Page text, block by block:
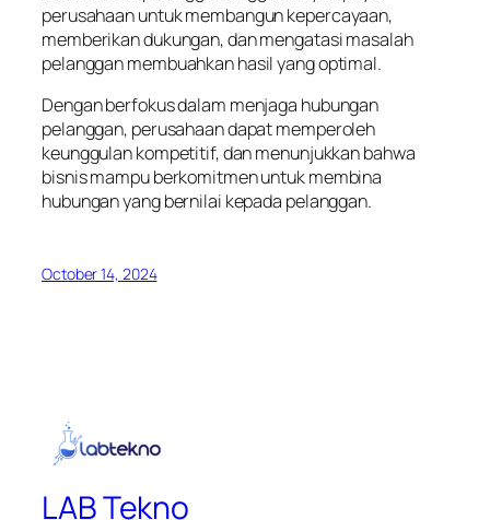
perusahaan untuk membangun kepercayaan,
memberikan dukungan, dan mengatasi masalah
pelanggan membuahkan hasil yang optimal.
Dengan berfokus dalam menjaga hubungan
pelanggan, perusahaan dapat memperoleh
keunggulan kompetitif, dan menunjukkan bahwa
bisnis mampu berkomitmen untuk membina
hubungan yang bernilai kepada pelanggan.
October 14, 2024
LAB Tekno